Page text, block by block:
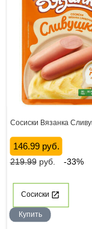
Сосиски Вязанка
146.99 руб.
219.99руб. -33%
Сосиски
Купить